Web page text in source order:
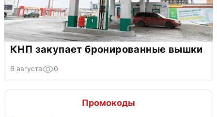
КНП закупает бронированные вышки
6 августа 0
Промокоды